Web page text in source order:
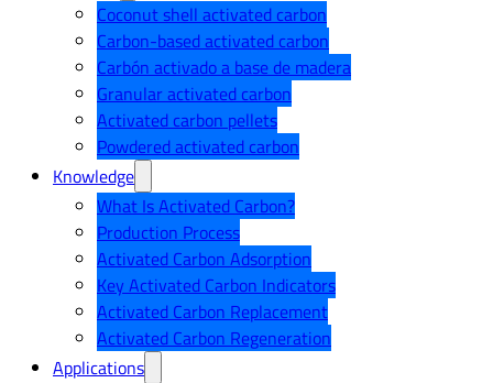
Coconut shell activated carbon
Carbon-based activated carbon
Carbón activado a base de madera
Granular activated carbon
Activated carbon pellets
Powdered activated carbon
Knowledge
What Is Activated Carbon?
Production Process
Activated Carbon Adsorption
Key Activated Carbon Indicators
Activated Carbon Replacement
Activated Carbon Regeneration
Applications